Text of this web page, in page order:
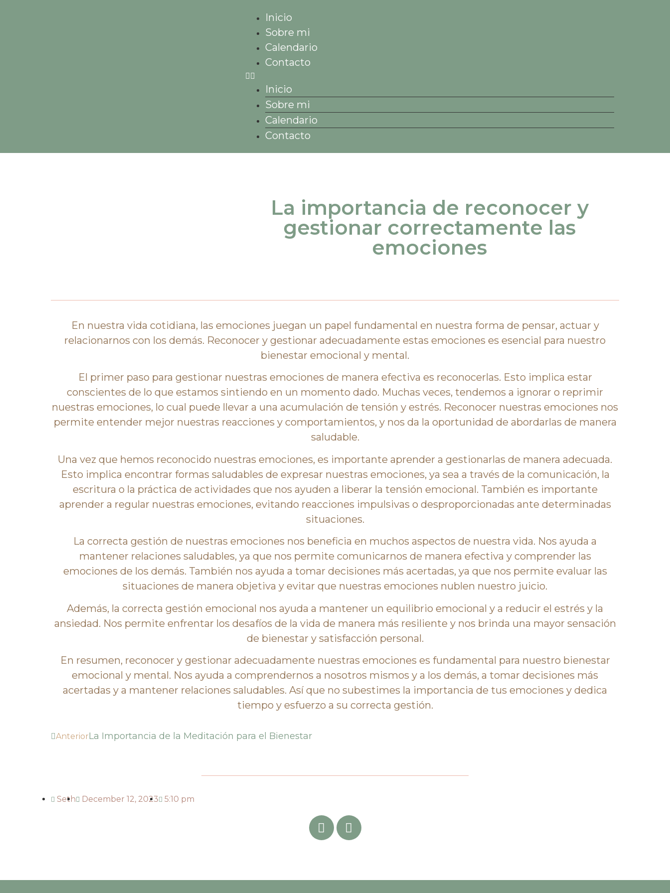
Inicio
Sobre mi
Calendario
Contacto
Inicio
Sobre mi
Calendario
Contacto
La importancia de reconocer y
gestionar correctamente las
emociones
En nuestra vida cotidiana, las emociones juegan un papel fundamental en nuestra forma de pensar, actuar y
relacionarnos con los demás. Reconocer y gestionar adecuadamente estas emociones es esencial para nuestro
bienestar emocional y mental.
El primer paso para gestionar nuestras emociones de manera efectiva es reconocerlas. Esto implica estar
conscientes de lo que estamos sintiendo en un momento dado. Muchas veces, tendemos a ignorar o reprimir
nuestras emociones, lo cual puede llevar a una acumulación de tensión y estrés. Reconocer nuestras emociones nos
permite entender mejor nuestras reacciones y comportamientos, y nos da la oportunidad de abordarlas de manera
saludable.
Una vez que hemos reconocido nuestras emociones, es importante aprender a gestionarlas de manera adecuada.
Esto implica encontrar formas saludables de expresar nuestras emociones, ya sea a través de la comunicación, la
escritura o la práctica de actividades que nos ayuden a liberar la tensión emocional. También es importante
aprender a regular nuestras emociones, evitando reacciones impulsivas o desproporcionadas ante determinadas
situaciones.
La correcta gestión de nuestras emociones nos beneficia en muchos aspectos de nuestra vida. Nos ayuda a
mantener relaciones saludables, ya que nos permite comunicarnos de manera efectiva y comprender las
emociones de los demás. También nos ayuda a tomar decisiones más acertadas, ya que nos permite evaluar las
situaciones de manera objetiva y evitar que nuestras emociones nublen nuestro juicio.
Además, la correcta gestión emocional nos ayuda a mantener un equilibrio emocional y a reducir el estrés y la
ansiedad. Nos permite enfrentar los desafíos de la vida de manera más resiliente y nos brinda una mayor sensación
de bienestar y satisfacción personal.
En resumen, reconocer y gestionar adecuadamente nuestras emociones es fundamental para nuestro bienestar
emocional y mental. Nos ayuda a comprendernos a nosotros mismos y a los demás, a tomar decisiones más
acertadas y a mantener relaciones saludables. Así que no subestimes la importancia de tus emociones y dedica
tiempo y esfuerzo a su correcta gestión.
AnteriorLa Importancia de la Meditación para el Bienestar
Seth December 12, 2023 5:10 pm